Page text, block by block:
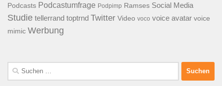
Podcasts Podcastumfrage Podpimp Ramses Social Media
Studie tellerrand toptrnd Twitter Video voco voice avatar voice
mimic Werbung
Suchen
nach: